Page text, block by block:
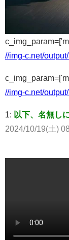
//img-c.net/
//img-c.net/
1: 以下、名無し
2024/10/19(土)